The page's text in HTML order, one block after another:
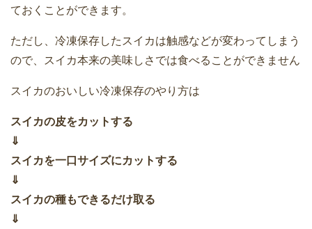
ておくことができます。
ただし、冷凍保存したスイカは触感などが変わってしまう
ので、スイカ本来の美味しさでは食べることができません
スイカのおいしい冷凍保存のやり方は
スイカの皮をカットする
⇓
スイカを一口サイズにカットする
⇓
スイカの種もできるだけ取る
⇓